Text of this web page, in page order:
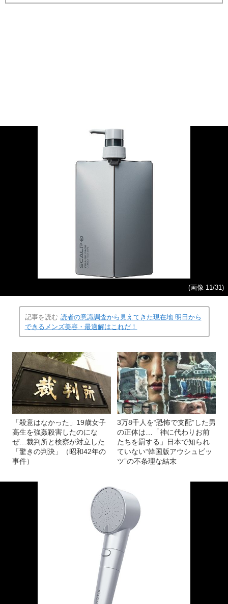
(画像 11/31)
記事を読む 読者の意識調査から見えてきた現在地 明日から
できるメンズ美容・最適解はこれだ！
「殺意はなかった」19歳女子
高生を強姦殺害したのにな
ぜ…裁判所と検察が対立した
「驚きの判決」（昭和42年の
事件）
3万8千人を“恐怖で支配”した男
の正体は…「神に代わりお前
たちを罰する」日本で知られ
ていない“韓国版アウシュビッ
ツ”の不条理な結末